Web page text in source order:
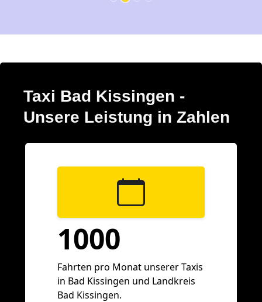
Taxi Bad Kissingen -
Unsere Leistung in Zahlen
1000
Fahrten pro Monat unserer Taxis
in Bad Kissingen und Landkreis
Bad Kissingen.